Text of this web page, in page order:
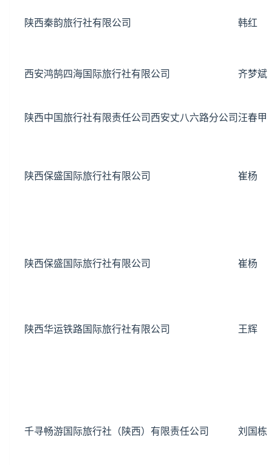
陕西秦韵旅行社有限公司 韩红
西安鸿鹄四海国际旅行社有限公司 齐梦斌
陕西中国旅行社有限责任公司西安丈八六路分公司 汪春甲
陕西保盛国际旅行社有限公司 崔杨
陕西保盛国际旅行社有限公司 崔杨
陕西华运铁路国际旅行社有限公司 王辉
千寻畅游国际旅行社（陕西）有限责任公司 刘国栋